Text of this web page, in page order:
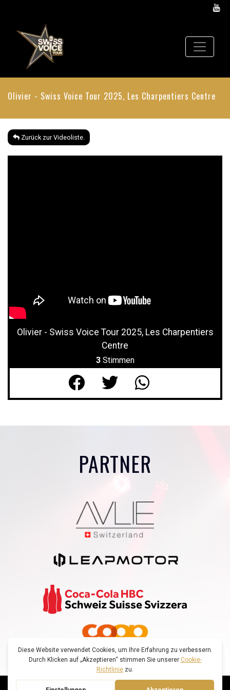
Olivier - Swiss Voice Tour 2025, Les Charpentiers Centre
Zurück zur Videoliste.
Olivier - Swiss Voice Tour 2025, Les Charpentiers
Centre
3 Stimmen
PARTNER